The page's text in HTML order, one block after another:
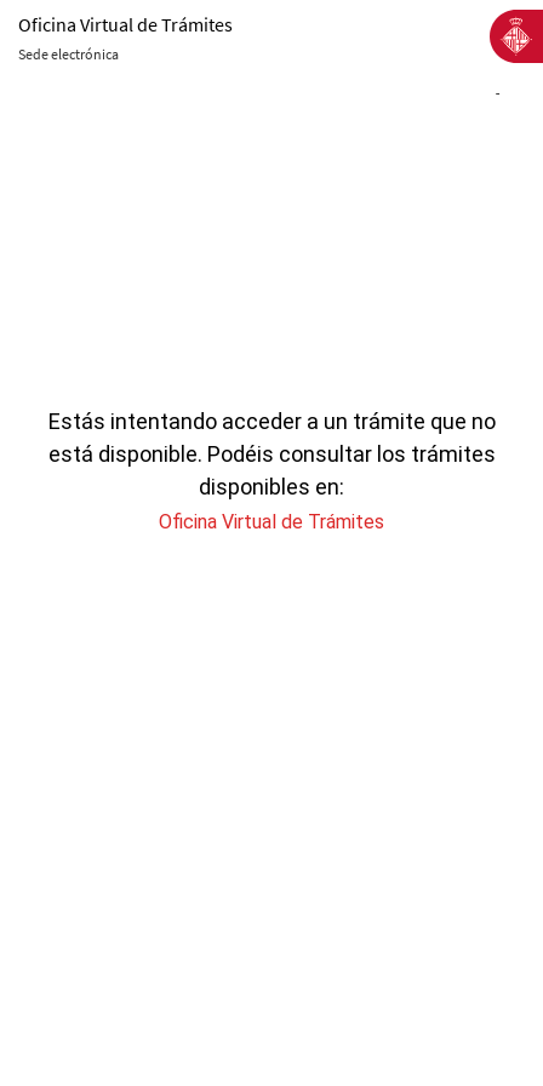
Oficina Virtual de Trámites
Sede electrónica
-
Estás intentando acceder a un trámite que no
está disponible. Podéis consultar los trámites
disponibles en:
Oficina Virtual de Trámites